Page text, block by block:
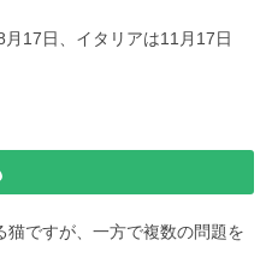
17日、イタリアは11月17日
ですが、一方で複数の問題を